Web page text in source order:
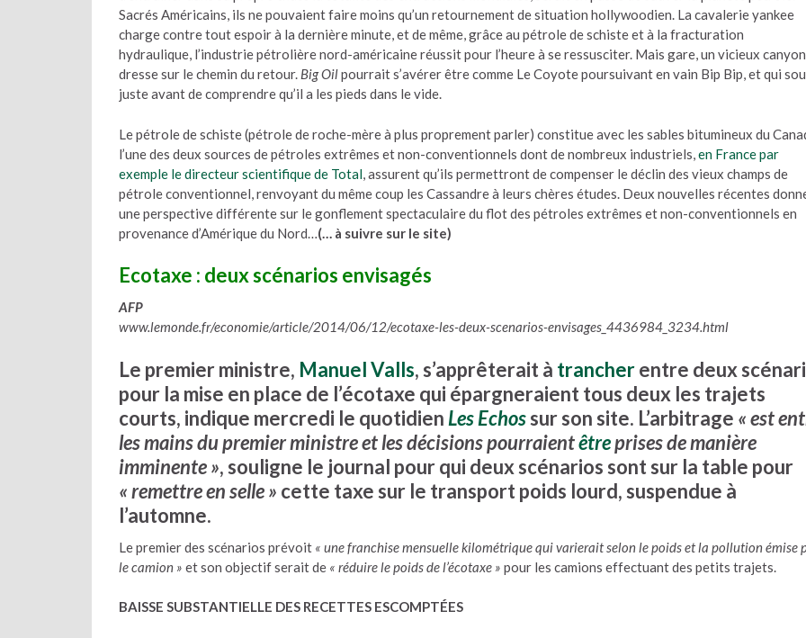
Sacrés Américains, ils ne pouvaient faire moins qu’un retournement de situation hollywoodien. La cavalerie yankee
charge contre tout espoir à la dernière minute, et de même, grâce au pétrole de schiste et à la fracturation
hydraulique, l’industrie pétrolière nord-américaine réussit pour l’heure à se ressusciter. Mais gare, un vicieux
dresse sur le chemin du retour. Big Oilpourrait s’avérer être comme Le Coyote poursuivant en vain Bip Bip, et qui
juste avant de comprendre qu’il a les pieds dans le vide.
Le pétrole de schiste (pétrole de roche-mère à plus proprement parler) constitue avec les sables bitumineux du
l’une des deux sources de pétroles extrêmes et non-conventionnels dont de nombreux industriels, en France par
exemple le directeur scientifique de Total , assurent qu’ils permettront de compenser le déclin des vieux champs de
pétrole conventionnel, renvoyant du même coup les Cassandre à leurs chères études. Deux nouvelles récentes
une perspective différente sur le gonflement spectaculaire du flot des pétroles extrêmes et non-conventionnels en
provenance d’Amérique du Nord… (… à suivre sur le site)
Ecotaxe : deux scénarios envisagés
AFP
www.lemonde.fr/economie/article/2014/06/12/ecotaxe-les-deux-scenarios-envisages_4436984_3234.html
Le premier ministre, Manuel Valls, s’apprêterait à trancherentre deux
pour la mise en place de l’écotaxe qui épargneraient tous deux les trajets
courts, indique mercredi le quotidien Les Echossur son site. L’arbitrage « est
les mains du premier ministre et les décisions pourraientêtreprises de manière
imminente », souligne le journal pour qui deux scénarios sont sur la table pour
« remettre en selle » cette taxe sur le transport poids lourd, suspendue à
l’automne.
Le premier des scénarios prévoit « une franchise mensuelle kilométrique qui varierait selon le poids et la pollution émise
le camion » et son objectif serait de « réduire le poids de l’écotaxe » pour les camions effectuant des petits trajets.
BAISSE SUBSTANTIELLE DES RECETTES ESCOMPTÉES